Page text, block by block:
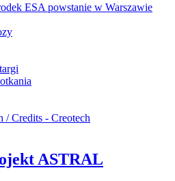
ESA powstanie w Warszawie
ASTRAL